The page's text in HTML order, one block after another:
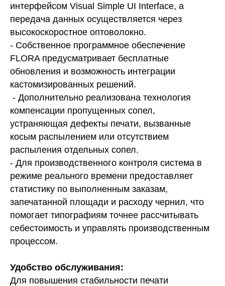
интерфейсом Visual Simple UI Interface, а
передача данных осуществляется через
высокоскоростное оптоволокно.
- Собственное программное обеспечение
FLORA предусматривает бесплатные
обновления и возможность интеграции
кастомизированных решений.
- Дополнительно реализована технология
компенсации пропущенных сопел,
устраняющая дефекты печати, вызванные
косым распылением или отсутствием
распыления отдельных сопел.
- Для производственного контроля система в
режиме реального времени предоставляет
статистику по выполненным заказам,
запечатанной площади и расходу чернил, что
помогает типографиям точнее рассчитывать
себестоимость и управлять производственным
процессом.
Удобство обслуживания:
Для повышения стабильности печати